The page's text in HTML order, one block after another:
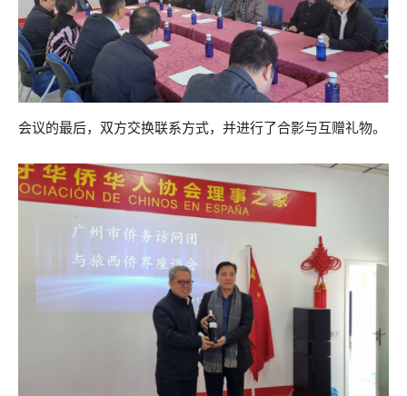
会议的最后，双方交换联系方式，并进行了合影与互赠礼物。